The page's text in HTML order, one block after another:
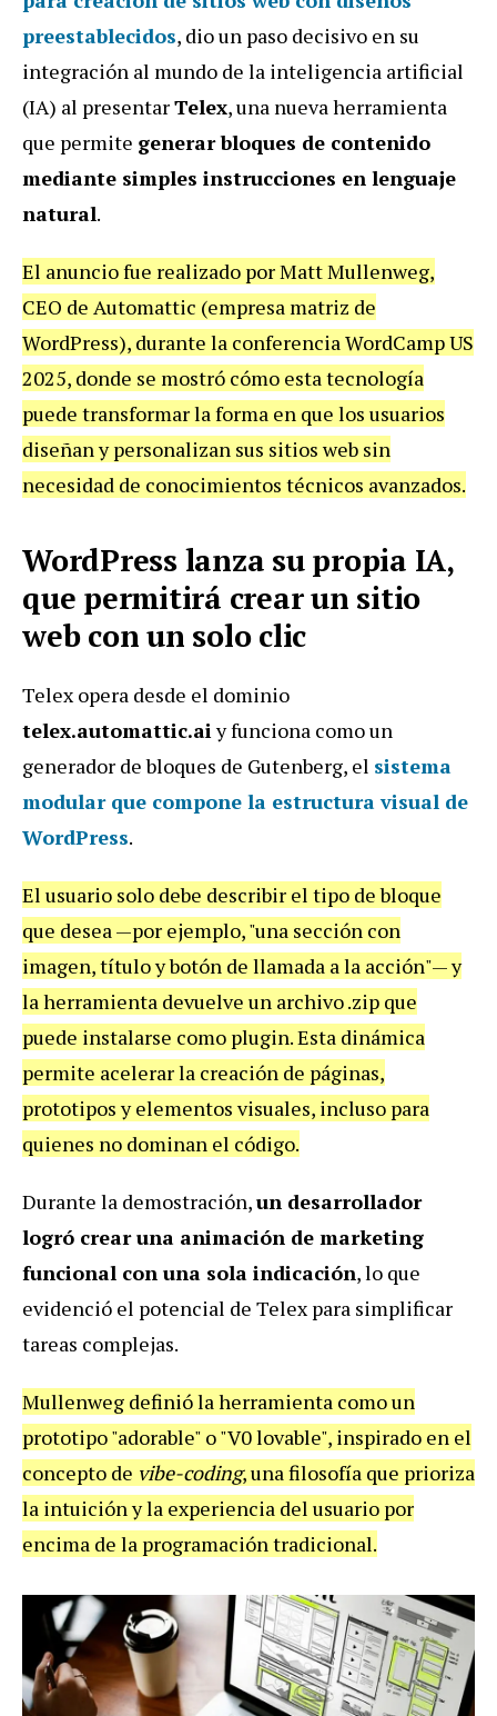
preestablecidos, dio un paso decisivo en su
integración al mundo de la inteligencia artificial
(IA) al presentarTelex, una nueva herramienta
que permite generar bloques de contenido
mediante simples instrucciones en lenguaje
natural.
El anuncio fue realizado por Matt Mullenweg,
CEO de Automattic (empresa matriz de
WordPress), durante la conferencia WordCamp US
2025, donde se mostró cómo esta tecnología
puede transformar la forma en que los usuarios
diseñan y personalizan sus sitios web sin
necesidad de conocimientos técnicos avanzados.
WordPress lanza su propia IA,
que permitirá crear un sitio
web con un solo clic
Telex opera desde el dominio
telex.automattic.aiy funciona como un
generador de bloques de Gutenberg, el sistema
modular que compone la estructura visual de
WordPress.
El usuario solo debe describir el tipo de bloque
que desea —por ejemplo, "una sección con
imagen, título y botón de llamada a la acción"— y
la herramienta devuelve un archivo .zip que
puede instalarse como plugin. Esta dinámica
permite acelerar la creación de páginas,
prototipos y elementos visuales, incluso para
quienes no dominan el código.
Durante la demostración,un desarrollador
logró crear una animación de marketing
funcional con una sola indicación, lo que
evidenció el potencial de Telex para simplificar
tareas complejas.
Mullenweg definió la herramienta como un
prototipo "adorable" o "V0 lovable", inspirado en el
concepto de vibe-coding, una filosofía que prioriza
la intuición y la experiencia del usuario por
encima de la programación tradicional.